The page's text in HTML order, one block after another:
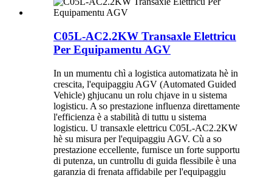
C05L-AC2.2KW Transaxle Elettricu
Per Equipamentu AGV
In un mumentu chì a logistica automatizata hè in
crescita, l'equipaggiu AGV (Automated Guided
Vehicle) ghjucanu un rolu chjave in u sistema
logisticu. A so prestazione influenza direttamente
l'efficienza è a stabilità di tuttu u sistema
logisticu. U transaxle elettricu C05L-AC2.2KW
hè su misura per l'equipaggiu AGV. Cù a so
prestazione eccellente, furnisce un forte supportu
di putenza, un cuntrollu di guida flessibile è una
garanzia di frenata affidabile per l'equipaggiu